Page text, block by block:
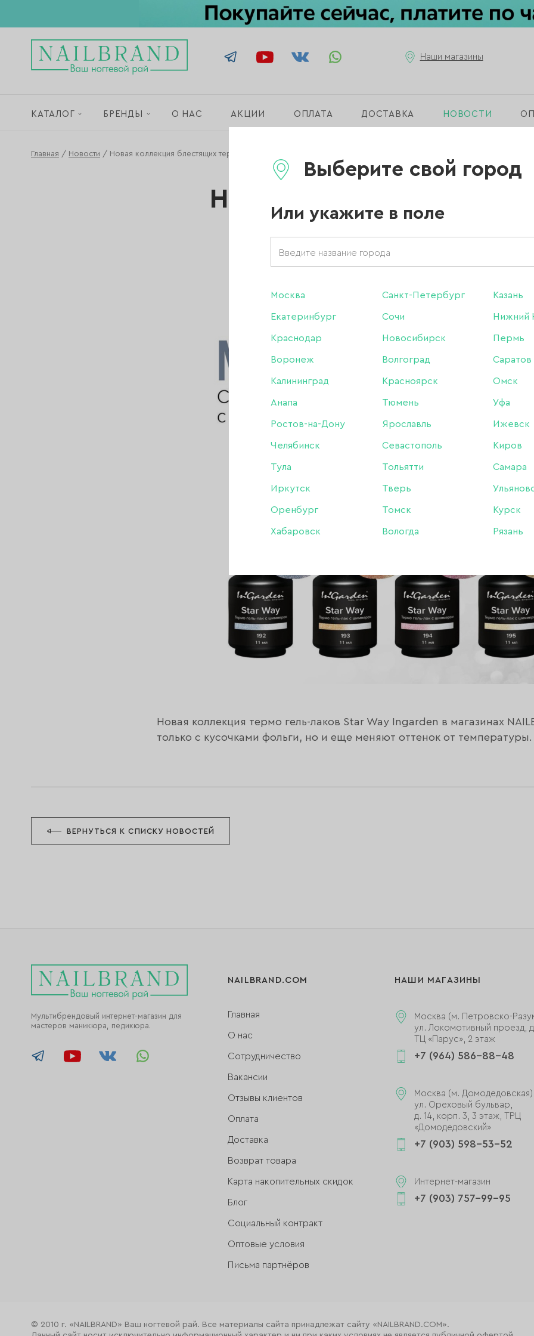
Выберите свой город
Или укажите в поле
Москва Санкт-Петербург Казань
Екатеринбург Сочи Нижний
Краснодар Новосибирск Пермь
Воронеж Волгоград Саратов
Калининград Красноярск Омск
Анапа Тюмень Уфа
Ростов-на-Дону Ярославль Ижевск
Челябинск Севастополь Киров
Тула Тольятти Самара
Иркутск Тверь
Оренбург Томск Курск
Хабаровск Вологда Рязань
Наши магазины
КАТАЛОГ БРЕНДЫ О НАС АКЦИИ ОПЛАТА ДОСТАВКА НОВОСТИ
Главная / Новости / Новая коллекция блестящих термолаков Ingarden
Новая коллекция
термолаков
Новая коллекция термо гель-лаков Star Way Ingarden в магазинах
только с кусочками фольги, но и еще меняют оттенок от температуры.
ВЕРНУТЬСЯ К СПИСКУ НОВОСТЕЙ
Мультибрендовый интернет-магазин для
мастеров маникюра, педикюра.
NAILBRAND.COM
Главная
О нас
Сотрудничество
Вакансии
Отзывы клиентов
Оплата
Доставка
Возврат товара
Карта накопительных скидок
Блог
Социальный контракт
Оптовые условия
Письма партнёров
НАШИ МАГАЗИНЫ
Москва (м. Петровско-
ул. Локомотивный проезд,
ТЦ «Парус», 2 этаж
+7 (964) 586-88-48
Москва (м. Домодедовская)
ул. Ореховый бульвар,
д. 14, корп. 3, 3 этаж, ТРЦ
«Домодедовский»
+7 (903) 598-53-52
Интернет-магазин
+7 (903) 757-99-95
© 2010 г. «NAILBRAND» Ваш ногтевой рай. Все материалы сайта принадлежат сайту «NAILBRAND.COM».